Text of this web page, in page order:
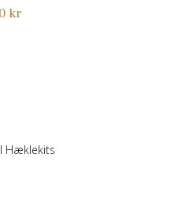
kr
Hæklekits